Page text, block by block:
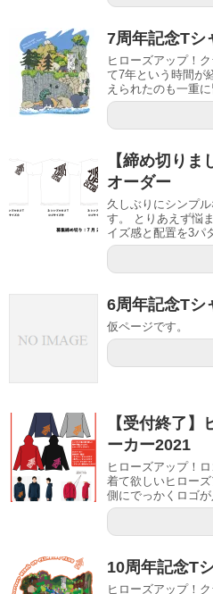
7周年記念Tシ
ヒローズアップ！
て7年という時間が
えられたのも一重
【締め切り
オーダー
久しぶりにシンプ
す。 とりあえず悩
イズ感と配置を3パ
6周年記念Tシ
仮ページです。
【受付終了
ーカー2021
ヒローズアップ！
着て欲しいヒロー
側にでっかくロゴ
10周年記念T
ヒローズアップ！